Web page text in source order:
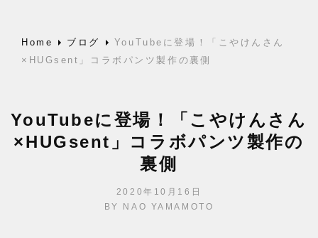
Home ブログ
YouTubeに登場！「こやけんさん
×HUGsent」コラボパンツ製作の裏側
YouTubeに登場！「こやけんさん
×HUGsent」コラボパンツ製作の
裏側
POSTED
ON
2020年10月16日
BY NAO YAMAMOTO